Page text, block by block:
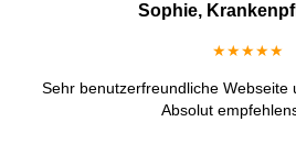
Sophie,
★★★★★
Sehr benutzerfreundliche Webseite
Absolut